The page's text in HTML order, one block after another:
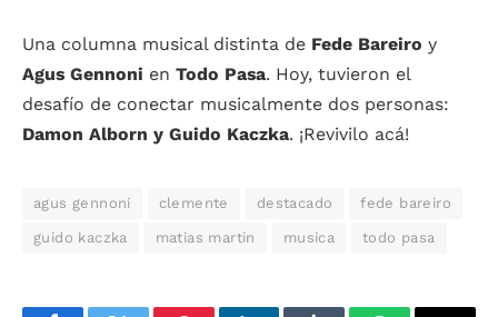
Una columna musical distinta de Fede Bareiro y
Agus Gennoni en Todo Pasa. Hoy, tuvieron el
desafío de conectar musicalmente dos personas:
Damon Alborn y Guido Kaczka. ¡Revivilo acá!
agus gennoni clemente destacado fede bareiro
guido kaczka matias martin musica todo pasa